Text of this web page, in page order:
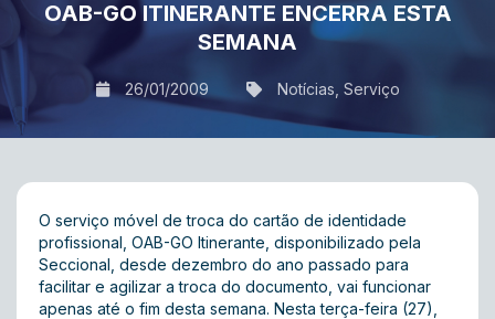
OAB-GO ITINERANTE ENCERRA ESTA
SEMANA
26/01/2009 Notícias Serviço
O serviço móvel de troca do cartão de identidade
profissional, OAB-GO Itinerante, disponibilizado pela
Seccional, desde dezembro do ano passado para
facilitar e agilizar a troca do documento, vai funcionar
apenas até o fim desta semana. Nesta terça-feira (27),